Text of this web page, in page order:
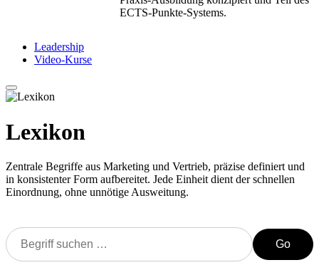
ECTS-Punkte-Systems.
Leadership
Video-Kurse
Lexikon
Zentrale Begriffe aus Marketing und Vertrieb, präzise definiert und
in konsistenter Form aufbereitet. Jede Einheit dient der schnellen
Einordnung, ohne unnötige Ausweitung.
Go